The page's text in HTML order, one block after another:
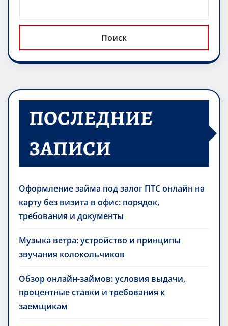
ki ь
Поиск
ПОСЛЕДНИЕ
ЗАПИСИ
Оформление займа под залог ПТС онлайн на
карту без визита в офис: порядок,
требования и документы
Музыка ветра: устройство и принципы
звучания колокольчиков
Обзор онлайн-займов: условия выдачи,
процентные ставки и требования к
заемщикам